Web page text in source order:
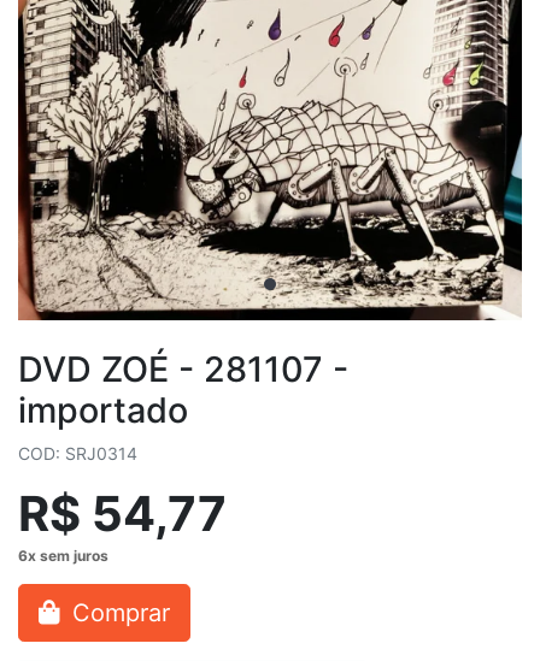
DVD ZOÉ - 281107 -
importado
COD: SRJ0314
R$ 54,77
Comprar